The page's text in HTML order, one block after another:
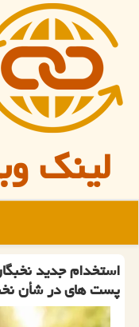
لینک
پست های در شأن